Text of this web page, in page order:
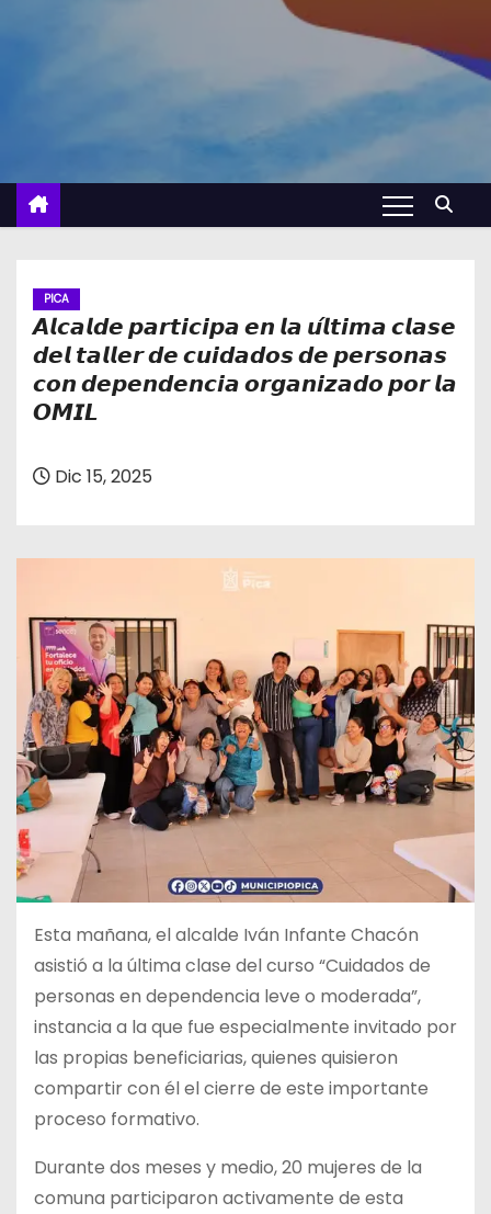
PICA
𝘼𝙡𝙘𝙖𝙡𝙙𝙚 𝙥𝙖𝙧𝙩𝙞𝙘𝙞𝙥𝙖 𝙚𝙣 𝙡𝙖 𝙪́𝙡𝙩𝙞𝙢𝙖 𝙘𝙡𝙖𝙨𝙚
𝙙𝙚𝙡 𝙩𝙖𝙡𝙡𝙚𝙧 𝙙𝙚 𝙘𝙪𝙞𝙙𝙖𝙙𝙤𝙨 𝙙𝙚 𝙥𝙚𝙧𝙨𝙤𝙣𝙖𝙨
𝙘𝙤𝙣 𝙙𝙚𝙥𝙚𝙣𝙙𝙚𝙣𝙘𝙞𝙖 𝙤𝙧𝙜𝙖𝙣𝙞𝙯𝙖𝙙𝙤 𝙥𝙤𝙧 𝙡𝙖
𝙊𝙈𝙄𝙇
Dic 15, 2025
Esta mañana, el alcalde Iván Infante Chacón
asistió a la última clase del curso “Cuidados de
personas en dependencia leve o moderada”,
instancia a la que fue especialmente invitado por
las propias beneficiarias, quienes quisieron
compartir con él el cierre de este importante
proceso formativo.
Durante dos meses y medio, 20 mujeres de la
comuna participaron activamente de esta